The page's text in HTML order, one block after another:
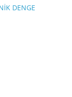
DENGE